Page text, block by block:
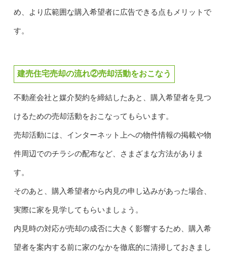
め、より広範囲な購入希望者に広告できる点もメリットで
す。
建売住宅売却の流れ②売却活動をおこなう
不動産会社と媒介契約を締結したあと、購入希望者を見つ
けるための売却活動をおこなってもらいます。
売却活動には、インターネット上への物件情報の掲載や物
件周辺でのチラシの配布など、さまざまな方法がありま
す。
そのあと、購入希望者から内見の申し込みがあった場合、
実際に家を見学してもらいましょう。
内見時の対応が売却の成否に大きく影響するため、購入希
望者を案内する前に家のなかを徹底的に清掃しておきまし